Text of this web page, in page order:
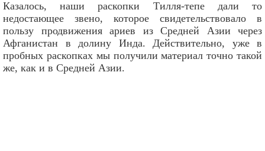
Казалось, наши раскопки Тилля-тепе дали то
недостающее звено, которое свидетельствовало в
пользу продвижения ариев из Средней Азии через
Афганистан в долину Инда. Действительно, уже в
пробных раскопках мы получили материал точно такой
же, как и в Средней Азии.